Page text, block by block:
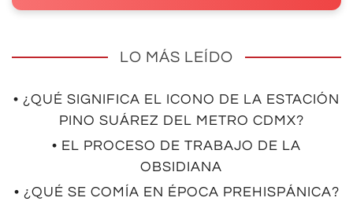
LO MÁS LEÍDO
• ¿QUÉ SIGNIFICA EL ICONO DE LA ESTACIÓN
PINO SUÁREZ DEL METRO CDMX?
• EL PROCESO DE TRABAJO DE LA
OBSIDIANA
• ¿QUÉ SE COMÍA EN ÉPOCA PREHISPÁNICA?